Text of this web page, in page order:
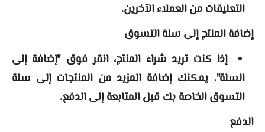
التعليقات من العملاء الآخرين.
إضافة المنتج إلى سلة التسوق
إذا كنت تريد شراء المنتج، انقر فوق "إضافة إلى
السلة". يمكنك إضافة المزيد من المنتجات إلى سلة
التسوق الخاصة بك قبل المتابعة إلى الدفع.
الدفع